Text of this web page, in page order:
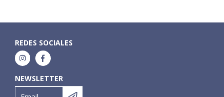
REDES SOCIALES
NEWSLETTER